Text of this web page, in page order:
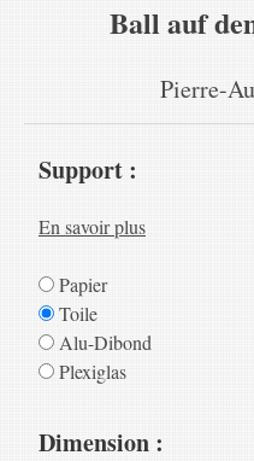
Ball auf
Pierre-
Support :
En savoir plus
Papier
Toile
Alu-Dibond
Plexiglas
Dimension :